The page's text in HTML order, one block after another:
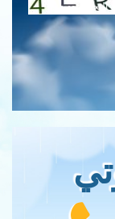
جديدة!